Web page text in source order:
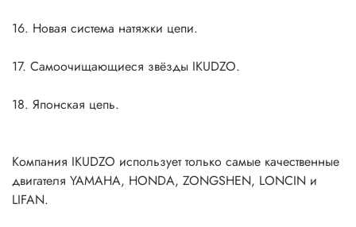
16. Новая система натяжки цепи.
17. Самоочищающиеся звёзды IKUDZO.
18. Японская цепь.
Компания IKUDZO использует только самые качественные
двигателя YAMAHA, HONDA, ZONGSHEN, LONCIN и
LIFAN.